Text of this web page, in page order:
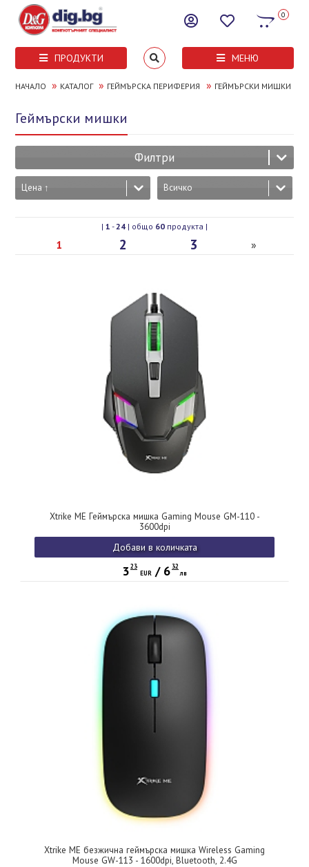
0
ПРОДУКТИ МЕНЮ
НАЧАЛО » КАТАЛОГ » ГЕЙМЪРСКА ПЕРИФЕРИЯ » ГЕЙМЪРСКИ МИШКИ
Геймърски мишки
Филтри
Цена ↑ Всичко
| 1 -24 | общо 60 продукта |
1 2 3 »
Xtrike ME Геймърска мишка Gaming Mouse GM-110 -
3600dpi
Добави в количката
323
EUR / 6 32
лв
Xtrike ME безжична геймърска мишка Wireless Gaming
Mouse GW-113 - 1600dpi, Bluetooth, 2.4G